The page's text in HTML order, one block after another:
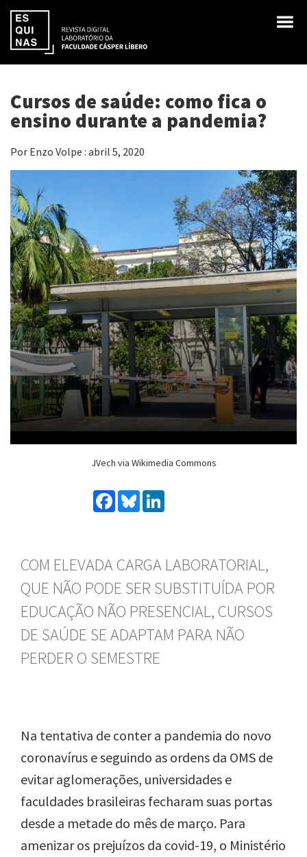
Cursos de saúde: como fica o
ensino durante a pandemia?
Por Enzo Volpe : abril 5, 2020
JVech via Wikimedia Commons
Facebook
Bluesky
COM ELEVADA CARGA LABORATORIAL,
QUE NÃO PODE SER SUBSTITUÍDA POR
EDUCAÇÃO NÃO PRESENCIAL, CURSOS
DE SAÚDE SE ADAPTAM PARA NÃO
PERDER O SEMESTRE
Na tentativa de contera pandemia do novo
coronavírus e seguindo as ordens da OMS de
evitar aglomerações, universidades e
faculdades brasileiras fecharam suas portas
desde a metade do mês de março. Para
amenizar os prejuízos da covid-19, o Ministério